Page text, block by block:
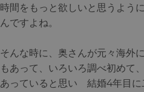
時間をもっと欲しいと思うよう
んですよね。
そんな時に、奥さんが元々海外
もあって、いろいろ調べ初めて
あっていると思い 結婚4年目に